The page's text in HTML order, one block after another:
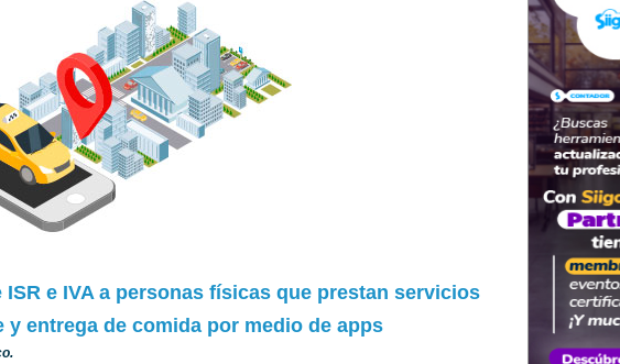
ISR e IVA a personas físicas que prestan servicios
y entrega de comida por medio de apps